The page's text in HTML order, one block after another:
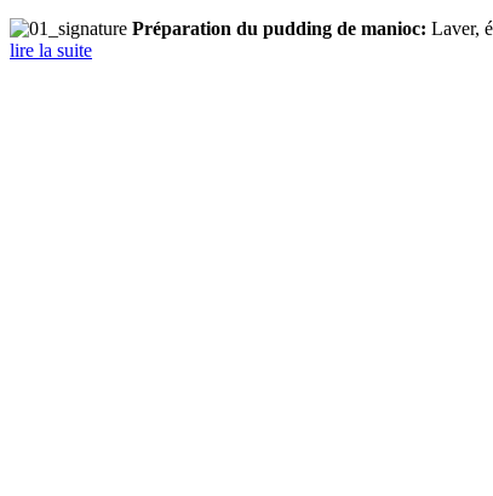
Préparation du pudding de manioc: Laver,
lire la suite